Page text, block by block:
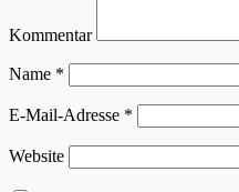
Kommentar
Name *
E-Mail-Adresse *
Website